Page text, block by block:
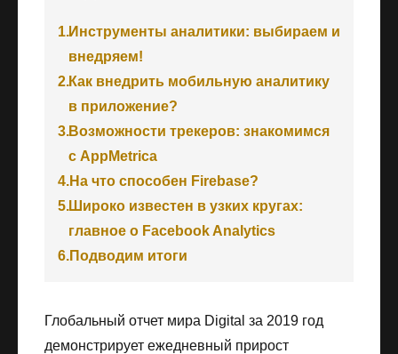
1.Инструменты аналитики: выбираем и
внедряем!
2.Как внедрить мобильную аналитику
в приложение?
3.Возможности трекеров: знакомимся
с AppMetrica
4.На что способен Firebase?
5.Широко известен в узких кругах:
главное о Facebook Analytics
6.Подводим итоги
Глобальный отчет мира Digital за 2019 год
демонстрирует ежедневный прирост